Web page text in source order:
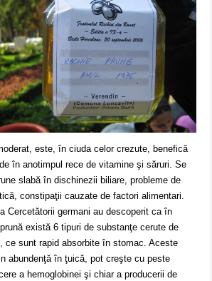
este, în ciuda celor crezute, benefică
în anotimpul rece de vitamine şi săruri. Se
slabă în dischinezii biliare, probleme de
constipaţii cauzate de factori alimentari.
Cercetătorii germani au descoperit ca în
există 6 tipuri de substanţe cerute de
ce sunt rapid absorbite în stomac. Aceste
abundenţă în ţuică, pot creşte cu peste
a hemoglobinei şi chiar a producerii de